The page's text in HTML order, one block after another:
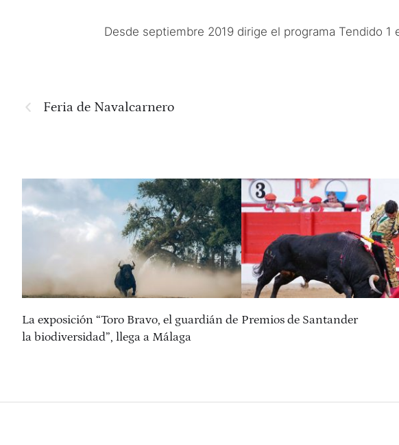
Desde septiembre 2019 dirige el programa Tendido 1
Feria de Navalcarnero
La exposición “Toro Bravo, el guardián de
la biodiversidad”, llega a Málaga
Premios de Santander